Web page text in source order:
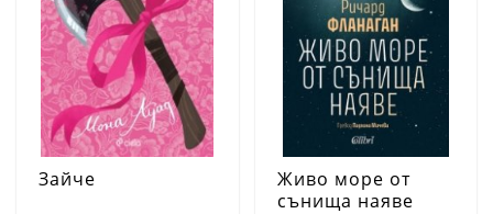
Зайче
Живо море от
сънища наяве